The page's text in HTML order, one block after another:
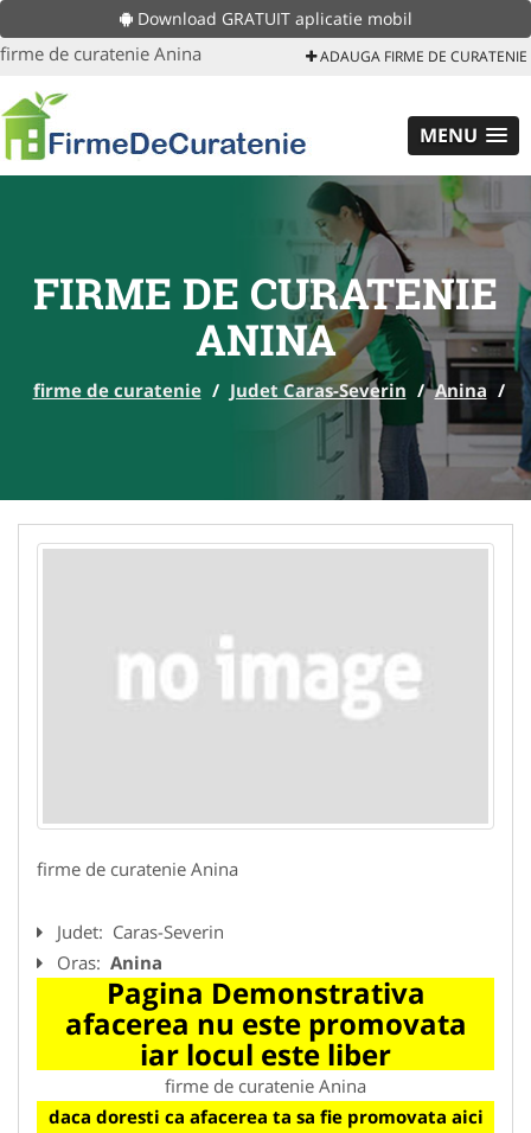
Download GRATUIT aplicatie mobil
firme de curatenie Anina ADAUGA FIRME DE CURATENIE
MENU
FIRME DE CURATENIE
ANINA
firme de curatenie / Judet Caras-Severin / Anina /
firme de curatenie Anina
Judet: Caras-Severin
Oras: Anina
Pagina Demonstrativa
afacerea nu este promovata
iar locul este liber
firme de curatenie Anina
daca doresti ca afacerea ta sa fie promovata aici